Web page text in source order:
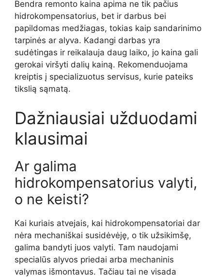
Bendra remonto kaina apima ne tik pačius
hidrokompensatorius, bet ir darbus bei
papildomas medžiagas, tokias kaip sandarinimo
tarpinės ar alyva. Kadangi darbas yra
sudėtingas ir reikalauja daug laiko, jo kaina gali
gerokai viršyti dalių kainą. Rekomenduojama
kreiptis į specializuotus servisus, kurie pateiks
tikslią sąmatą.
Dažniausiai užduodami
klausimai
Ar galima
hidrokompensatorius valyti,
o ne keisti?
Kai kuriais atvejais, kai hidrokompensatoriai dar
nėra mechaniškai susidėvėję, o tik užsikimšę,
galima bandyti juos valyti. Tam naudojami
specialūs alyvos priedai arba mechaninis
valymas išmontavus. Tačiau tai ne visada